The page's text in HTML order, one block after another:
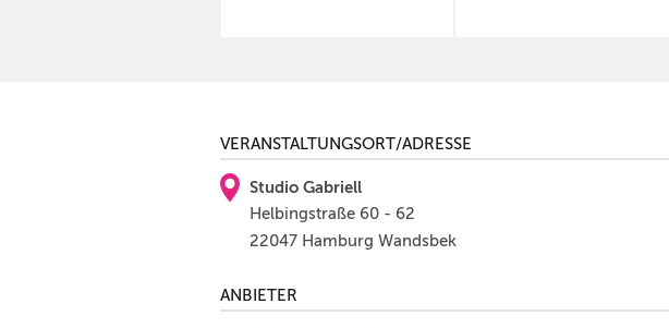
VERANSTALTUNGSORT/ADRESSE
Studio Gabriell
Helbingstraße 60 - 62
22047 Hamburg Wandsbek
ANBIETER